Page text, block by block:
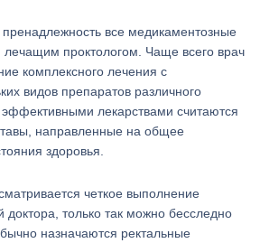
все медикаментозные
лечащим проктологом. Чаще всего врач
комплексного лечения с
видов препаратов различного
лекарствами считаются
направленные на общее
здоровья.
четкое выполнение
доктора, только так можно бесследно
назначаются ректальные